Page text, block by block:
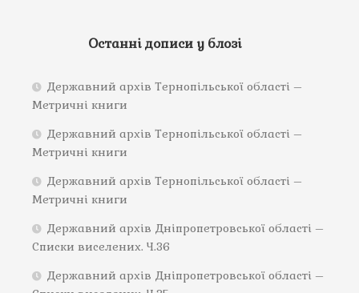
Останні дописи у блозі
Державний архів Тернопільської області –
Метричні книги
Державний архів Тернопільської області –
Метричні книги
Державний архів Тернопільської області –
Метричні книги
Державний архів Дніпропетровської області –
Списки виселених. Ч.36
Державний архів Дніпропетровської області –